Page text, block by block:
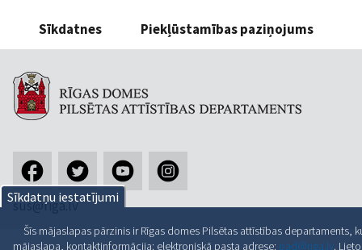
Sīkdatnes Piekļūstamības paziņojums
sus@riga.lv
Sīkdatņu iestatījumi
Šīs mājaslapas pārzinis ir Rīgas domes Pilsētas attīstības departaments,
mājaslapa, kontaktinformācija: elektroniskā pasta adrese: pad@riga.lv.